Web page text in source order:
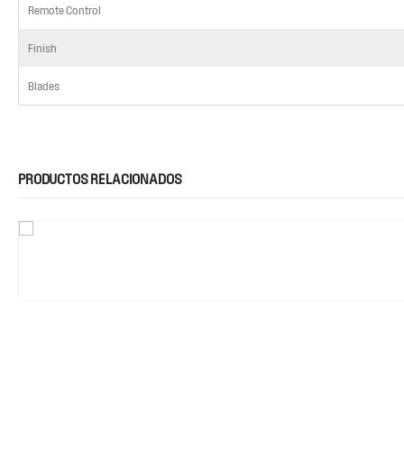
Remote Control
Finish
Blades
PRODUCTOS RELACIONADOS